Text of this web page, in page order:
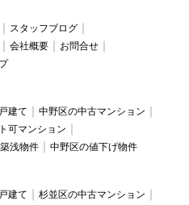
スタッフブログ
会社概要
お問合せ
建て
中野区の中古マンション
可マンション
浅物件 中野区の値下げ物件
建て
杉並区の中古マンション